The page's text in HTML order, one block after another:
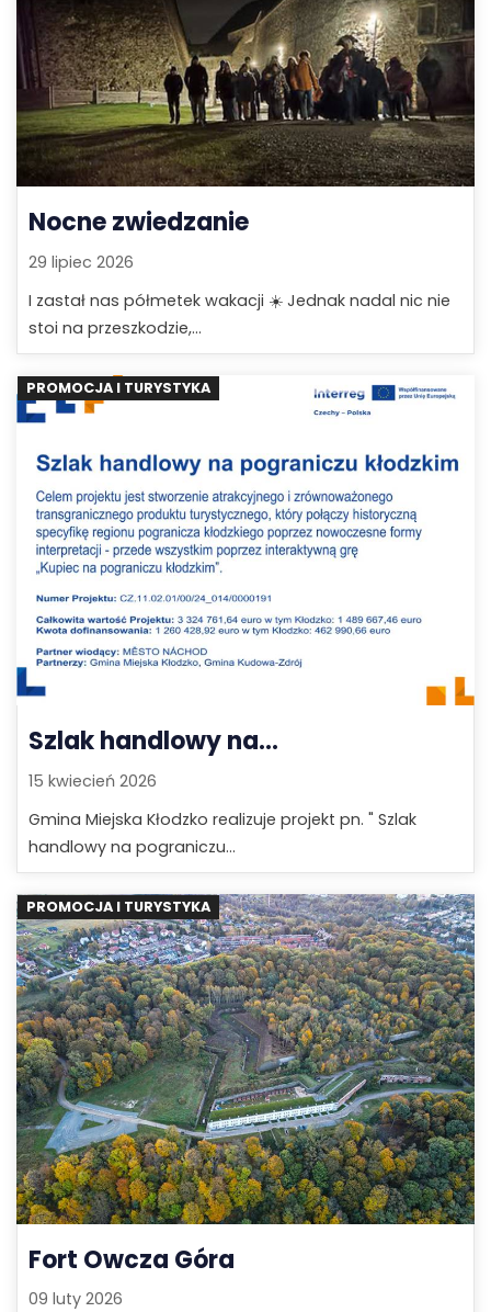
Nocne zwiedzanie
29 lipiec 2026
I zastał nas półmetek wakacji ☀️ Jednak nadal nic nie
stoi na przeszkodzie,...
PROMOCJA I TURYSTYKA
Szlak handlowy na...
15 kwiecień 2026
Gmina Miejska Kłodzko realizuje projekt pn. " Szlak
handlowy na pograniczu...
PROMOCJA I TURYSTYKA
Fort Owcza Góra
09 luty 2026